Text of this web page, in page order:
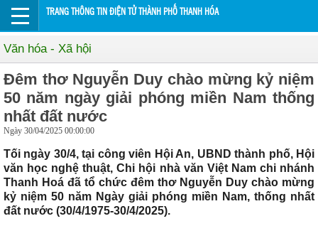
TRANG THÔNG TIN ĐIỆN TỬ THÀNH PHỐ THANH HÓA
Văn hóa - Xã hội
Đêm thơ Nguyễn Duy chào mừng kỷ niệm
50 năm ngày giải phóng miền Nam thống
nhất đất nước
Ngày 30/04/2025 00:00:00
Tối ngày 30/4, tại công viên Hội An, UBND thành phố, Hội
văn học nghệ thuật, Chi hội nhà văn Việt Nam chi nhánh
Thanh Hoá đã tổ chức đêm thơ Nguyễn Duy chào mừng
kỷ niệm 50 năm Ngày giải phóng miền Nam, thống nhất
đất nước (30/4/1975-30/4/2025).